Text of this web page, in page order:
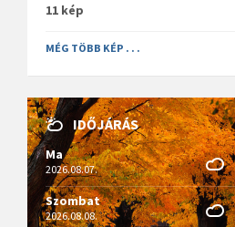
11 kép
MÉG TÖBB KÉP . . .
IDŐJÁRÁS
Ma
2026.08.07.
Szombat
2026.08.08.